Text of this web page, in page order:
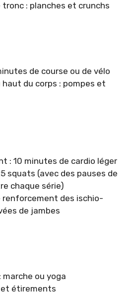
tronc : planches et crunchs
de course ou de vélo
haut du corps : pompes et
: 10 minutes de cardio léger
squats (avec des pauses de
chaque série)
renforcement des ischio-
de jambes
ou yoga
étirements